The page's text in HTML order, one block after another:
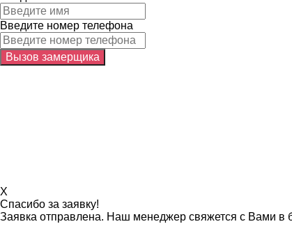
Введите номер телефона
X
Спасибо за заявку!
Заявка отправлена. Наш менеджер свяжется с Вами в